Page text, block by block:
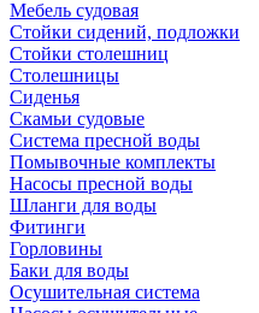
Мебель судовая
Стойки сидений, подложки
Стойки столешниц
Столешницы
Сиденья
Скамьи судовые
Система пресной воды
Помывочные комплекты
Насосы пресной воды
Шланги для воды
Фитинги
Горловины
Баки для воды
Осушительная система